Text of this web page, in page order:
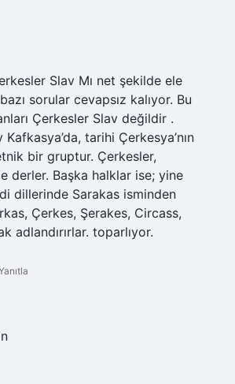
Slav Mı net şekilde ele
sorular cevapsız kalıyor. Bu
Çerkesler Slav değildir .
tarihi Çerkesya’nın
bir gruptur. Çerkesler,
derler. Başka halklar ise; yine
dillerinde Sarakas isminden
Çerkes, Şerakes, Circass,
adlandırırlar. toparlıyor.